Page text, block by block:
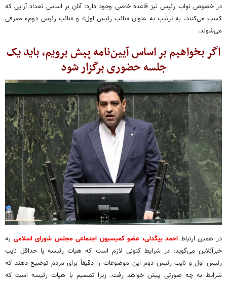
در خصوص نواب رئیس نیز قاعده خاصی وجود دارد: آنان بر اساس تعداد آرایی که
کسب می‌کنند، به ترتیب به عنوان «نائب رئیس اول» و «نائب رئیس دوم» معرفی
می‌شوند.
اگر بخواهیم بر اساس آیین‌نامه پیش برویم، باید یک
جلسه حضوری برگزار شود
در همین ارتباط احمد بیگدلی، عضو کمیسیون اجتماعی مجلس شورای اسلامی به
خبرآنلاین می‌گوید: در شرایط کنونی لازم است که هیات رئیسه یا حداقل نایب
رئیس اول و نایب رئیس دوم این موضوعات را دقیقاً برای مردم توضیح دهند که
شرایط به چه صورتی پیش خواهد رفت. زیرا تصمیم با هیات رئیسه است که